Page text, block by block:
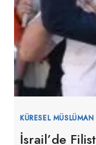
KÜRESEL
İsrail’de